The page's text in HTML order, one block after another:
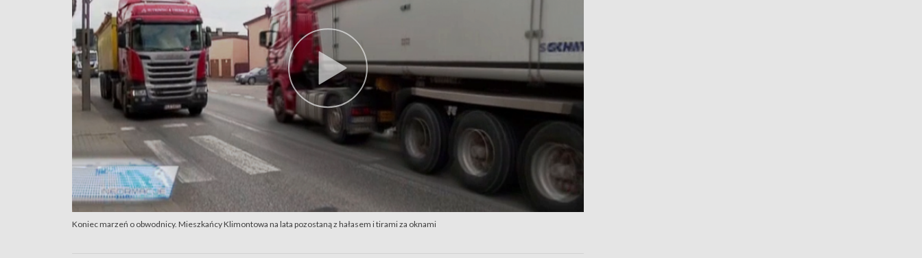
Koniec marzeń o obwodnicy. Mieszkańcy Klimontowa na lata pozostaną z hałasem i tirami za oknami